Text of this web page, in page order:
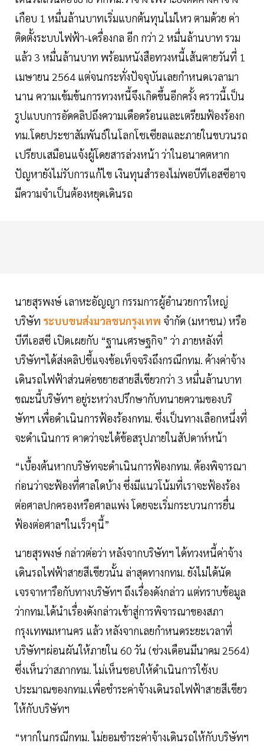
เกือบ 1 หมื่นล้านบาทเริ่มแบกต้นทุนไม่ไหว ตามด้วย ค่า
ติดตั้งระบบไฟฟ้า-เครื่องกล อีก กว่า 2 หมื่นล้านบาท รวม
แล้ว 3 หมื่นล้านบาท พร้อมหนังสือทวงหนี้เส้นตายวันที่ 1
เมษายน 2564 แต่จนกระทั่งปัจจุบันเลยกำหนดเวลามา
นาน ความเข้มข้นการทวงหนี้จึงเกิดขึ้นอีกครั้ง คราวนี้เป็น
รูปแบบการอัดคลิปถึงความเดือดร้อนและเตรียมฟ้องร้องก
ทม.โดยประชาสัมพันธ์ในโลกโชเซียลและภายในขบวนรถ
เปรียบเสมือนแจ้งผู้โดยสารล่วงหน้า ว่าในอนาคตหาก
ปัญหายังไม่รับการแก้ไข เงินทุนสำรองไม่พอบีทีเอสซีอาจ
มีความจำเป็นต้องหยุดเดินรถ
นายสุรพงษ์ เลาหะอัญญา กรรมการผู้อำนวยการใหญ่
บริษัท ระบบขนส่งมวลชนกรุงเทพ จำกัด (มหาชน) หรือ
บีทีเอสซี เปิดเผยกับ “ฐานเศรษฐกิจ” ว่า ภายหลังที่
บริษัทฯได้ส่งคลิปชี้แจงข้อเท็จจริงถึงกรณีกทม. ค้างค่าจ้าง
เดินรถไฟฟ้าส่วนต่อขยายสายสีเขียวกว่า 3 หมื่นล้านบาท
ขณะนี้บริษัทฯ อยู่ระหว่างปรึกษากับทนายความของบริ
ษัทฯ เพื่อดำเนินการฟ้องร้องกทม. ซึ่งเป็นทางเลือกหนึ่งที่
จะดำเนินการ คาดว่าจะได้ข้อสรุปภายในสัปดาห์หน้า
“เบื้องต้นหากบริษัทจะดำเนินการฟ้องกทม. ต้องพิจารณา
ก่อนว่าจะฟ้องที่ศาลใดบ้าง ซึ่งมีแนวโน้มที่เราจะฟ้องร้อง
ต่อศาลปกครองหรือศาลแพ่ง โดยจะเริ่มกระบวนการยื่น
ฟ้องต่อศาลฯในเร็วๆนี้”
นายสุรพงษ์ กล่าวต่อว่า หลังจากบริษัทฯ ได้ทวงหนี้ค่าจ้าง
เดินรถไฟฟ้าสายสีเขียวนั้น ล่าสุดทางกทม. ยังไม่ได้นัด
เจรจาหารือกับทางบริษัทฯ ถึงเรื่องดังกล่าว แต่ทราบข้อมูล
ว่ากทม.ได้นำเรื่องดังกล่าวเข้าสู่การพิจารณาของสภา
กรุงเทพมหานคร แล้ว หลังจากเลยกำหนดระยะเวลาที่
บริษัทฯผ่อนผันให้ภายใน 60 วัน (ช่วงเดือนมีนาคม 2564)
ซึ่งเห็นว่าสภากทม. ไม่เห็นชอบให้ดำเนินการใช้งบ
ประมาณของกทม.เพื่อชำระค่าจ้างเดินรถไฟฟ้าสายสีเขียว
ให้กับบริษัทฯ
“หากในกรณีกทม. ไม่ยอมชำระค่าจ้างเดินรถให้กับบริษัทฯ